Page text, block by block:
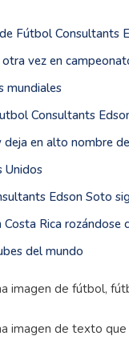
Fútbol Consultants
vez en
mundiales
Consultants
deja en alto nombre
Unidos
Edson Soto
Costa Rica rozándose
del mundo